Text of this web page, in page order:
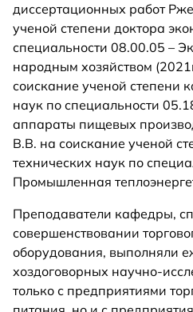
диссертационных работ
ученой степени доктора
специальности 08.00.05 –
народным хозяйством
соискание ученой степени
наук по специальности
аппараты пищевых
В.В. на соискание ученой
технических наук по
Промышленная
Преподаватели кафедры,
совершенствовании
оборудования, выполняли
хоздоговорных научно-
только с предприятиями